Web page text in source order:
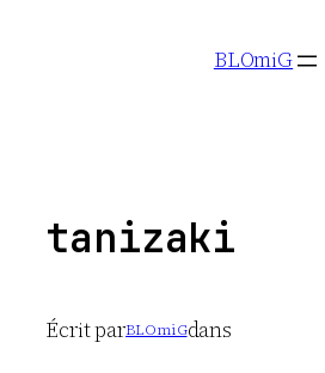
BLOmiG
tanizaki
Écrit parBLOmiGdans